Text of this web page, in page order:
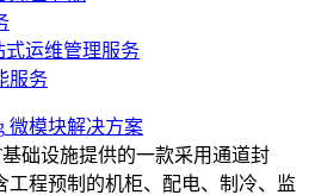
式运维管理服务
服务
微模块解决方案
础设施提供的一款采用通道封
工程预制的机柜、配电、制冷、监